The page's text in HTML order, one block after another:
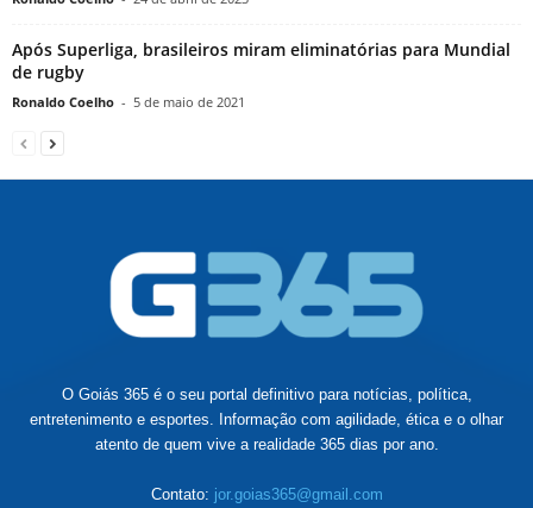
Após Superliga, brasileiros miram eliminatórias para Mundial
de rugby
Ronaldo Coelho - 5 de maio de 2021
O Goiás 365 é o seu portal definitivo para notícias, política,
entretenimento e esportes. Informação com agilidade, ética e o olhar
atento de quem vive a realidade 365 dias por ano.
Contato: jor.goias365@gmail.com